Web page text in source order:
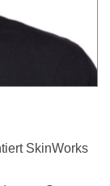
SkinWorks